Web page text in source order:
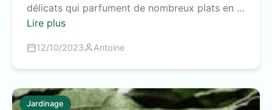
délicats qui parfument de nombreux plats en …
Lire plus
12/10/2023 Antoine
Jardinage